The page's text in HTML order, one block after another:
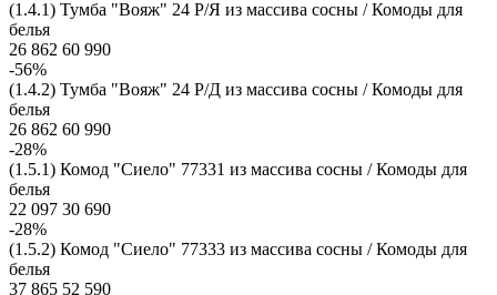
(1.4.1) Тумба "Вояж" 24 Р/Я из массива сосны / Комоды для
белья
26 862 60 990
-56%
(1.4.2) Тумба "Вояж" 24 Р/Д из массива сосны / Комоды для
белья
26 862 60 990
-28%
(1.5.1) Комод "Сиело" 77331 из массива сосны / Комоды для
белья
22 097 30 690
-28%
(1.5.2) Комод "Сиело" 77333 из массива сосны / Комоды для
белья
37 865 52 590